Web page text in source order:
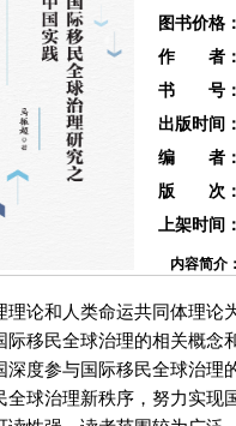
图书价格
作 者
书 号
出版时间
编 者
版 次
上架时间
内容简介
理论和人类命运共同体理论
际移民全球治理的相关概
深度参与国际移民全球治
全球治理新秩序，努力实